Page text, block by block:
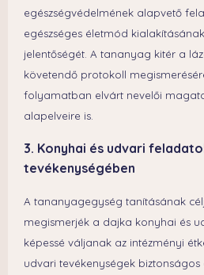
egészségvédelmének alapvető
egészséges életmód
jelentőségét. A tananyag kitér a
követendő protokoll
folyamatban elvárt nevelői
alapelveire is.
3. Konyhai és udvari
tevékenységében
A tananyagegység tanításának
megismerjék a dajka konyhai és
képessé váljanak az intézményi
udvari tevékenységek biztonságos